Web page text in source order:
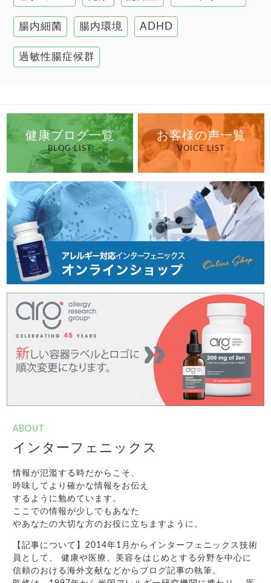
高血圧
腸内細菌 腸内環境 ADHD
過敏性腸症候群
健康ブログ一覧
BLOG LIST
お客様の声一覧
VOICE LIST
ABOUT
インターフェニックス
情報が氾濫する時だからこそ、
吟味してより確かな情報をお伝え
するように勉めています。
ここでの情報が少しでもあなた
やあなたの大切な方のお役に立ちますように。
【記事について】2014年1月からインターフェニックス技術
員として、 健康や医療、美容をはじめとする分野を中心に
信頼のおける海外文献などからブログ記事の執筆。